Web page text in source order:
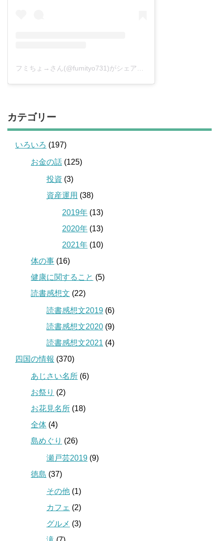
カテゴリー
いろいろ (197)
お金の話 (125)
投資 (3)
資産運用 (38)
2019年 (13)
2020年 (13)
2021年 (10)
体の事 (16)
健康に関すること (5)
読書感想文 (22)
読書感想文2019 (6)
読書感想文2020 (9)
読書感想文2021 (4)
四国の情報 (370)
あじさい名所 (6)
お祭り (2)
お花見名所 (18)
全体 (4)
島めぐり (26)
瀬戸芸2019 (9)
徳島 (37)
その他 (1)
カフェ (2)
グルメ (3)